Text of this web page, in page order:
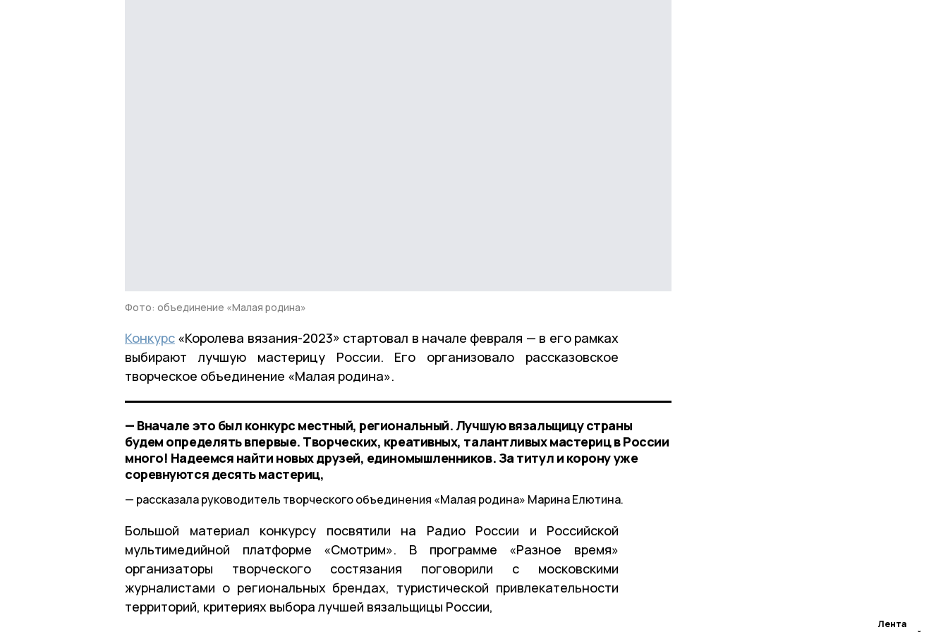
Лента
Фото: объединение «Малая родина»
Конкурс «Королева вязания-2023» стартовал в начале февраля — в его рамках
выбирают лучшую мастерицу России. Его организовало рассказовское
творческое объединение «Малая родина».
— Вначале это был конкурс местный, региональный. Лучшую вязальщицу страны
будем определять впервые. Творческих, креативных, талантливых мастериц в России
много! Надеемся найти новых друзей, единомышленников. За титул и корону уже
соревнуются десять мастериц,
рассказала руководитель творческого объединения «Малая родина» Марина Елютина.
Большой материал конкурсу посвятили на Радио России и Российской
мультимедийной платформе «Смотрим». В программе «Разное время»
организаторы творческого состязания поговорили с московскими
журналистами о региональных брендах, туристической привлекательности
территорий, критериях выбора лучшей вязальщицы России,